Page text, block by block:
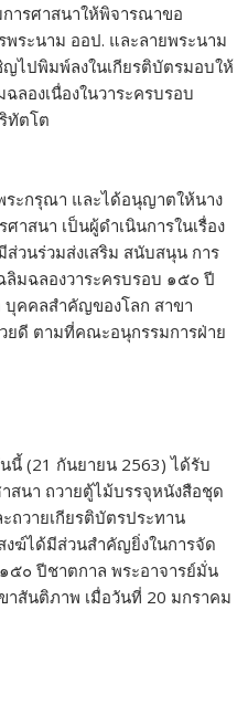
ารศาสนาให้พิจารณาขอ
ระนาม ออป. และลายพระนาม
ญไปพิมพ์ลงในเกียรติบัตรมอบให้
ลองเนื่องในวาระครบรอบ
ทัตโต
ะกรุณา และได้อนุญาตให้นาง
าสนา เป็นผู้ดำเนินการในเรื่อง
วนร่วมส่งเสริม สนับสนุน การ
ลิมฉลองวาระครบรอบ ๑๕๐ ปี
บุคคลสำคัญของโลก สาขา
ยดี ตามที่คณะอนุกรรมการฝ่าย
นี้ (21 กันยายน 2563) ได้รับ
สนา ถวายตู้ไม้บรรจุหนังสือชุด
ถวายเกียรติบัตรประทาน
งฆ์ได้มีส่วนสำคัญยิ่งในการจัด
๕๐ ปีชาตกาล พระอาจารย์มั่น
สันติภาพ เมื่อวันที่ 20 มกราคม